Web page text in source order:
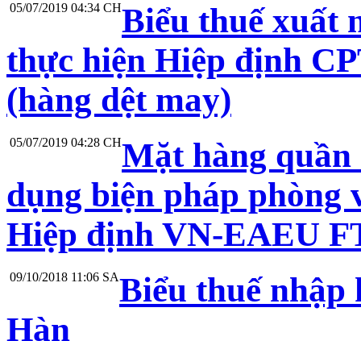
05/07/2019 04:34 CHBiểu thuế xuất
thực hiện Hiệp định
(hàng dệt may)
05/07/2019 04:28 CHMặt hàng quần
dụng biện pháp phòng
Hiệp định VN-EAEU
09/10/2018 11:06 SABiểu thuế nhập
Hàn